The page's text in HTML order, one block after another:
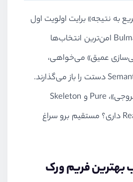
به نتیجه» برایت اولویت اول
است، Bootstrap و Bulma امن‌ترین انتخاب‌ها
عمیق» می‌خواهی،
Foundation و Semantic UI دستت را باز می‌گذارند.
برای «کم‌حجم‌ترین خروجی»، Pure و Skeleton
بی‌رقیب‌اند. پروژه React داری؟ مستقیم برو سراغ
بهترین فریم ورک